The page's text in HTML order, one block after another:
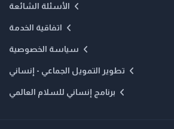
الأسئلة الشائعة
اتفاقية الخدمة
سياسة الخصوصية
تطوير التمويل الجماعي - إنساني
برنامج إنساني للسلام العالمي